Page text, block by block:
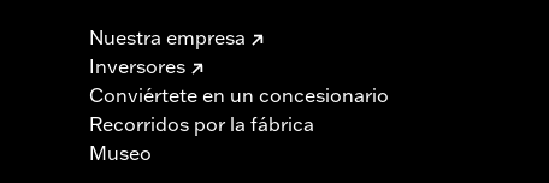
Nuestra empresa
Inversores
Conviértete en un concesionario
Recorridos por la fábrica
Museo